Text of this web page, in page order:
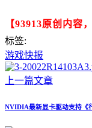
【93913原创内容
标签:
游戏快报
上一篇文章
NVIDIA最新显卡驱动支持《